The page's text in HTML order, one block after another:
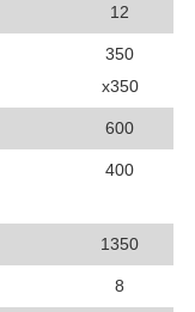
12
350
х350
600
400
1350
8